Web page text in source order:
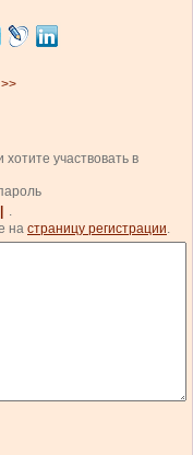
участвовать в
.
на страницу регистрации.